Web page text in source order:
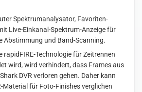
Spektrumanalysator, Favoriten-
Live-Einkanal-Spektrum-Anzeige für
Abstimmung und Band-Scanning.
rapidFIRE-Technologie für Zeitrennen
wird, wird verhindert, dass Frames aus
DVR verloren gehen. Daher kann
Material für Foto-Finishes verglichen